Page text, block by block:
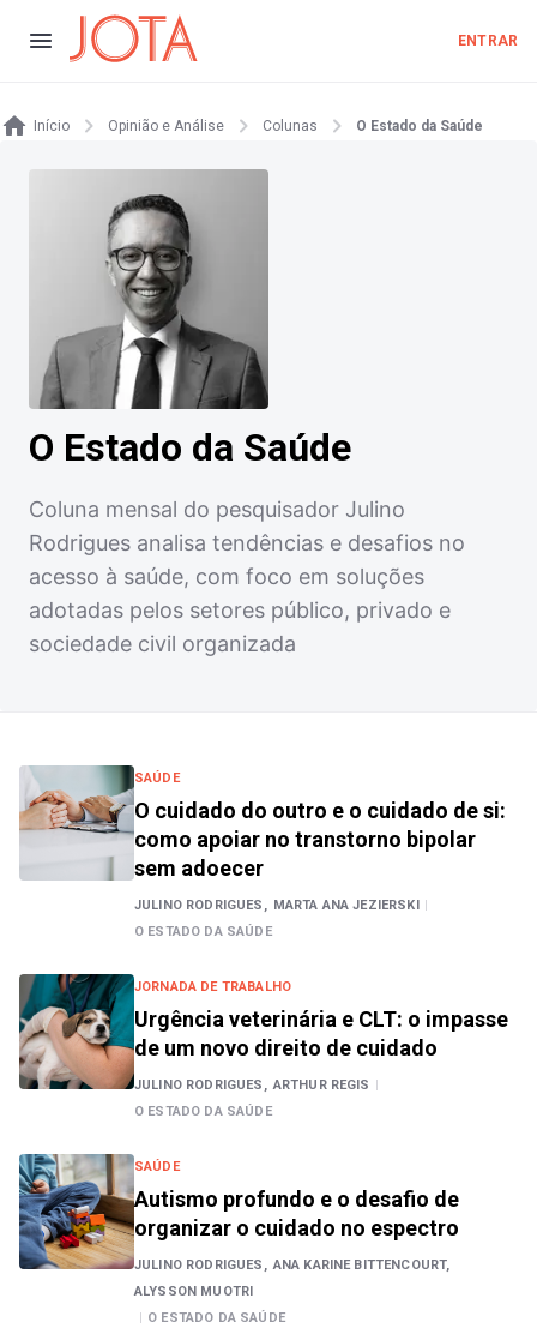
ENTRAR
Início Opinião e Análise Colunas O Estado da Saúde
O Estado da Saúde
Coluna mensal do pesquisador Julino
Rodrigues analisa tendências e desafios no
acesso à saúde, com foco em soluções
adotadas pelos setores público, privado e
sociedade civil organizada
SAÚDE
O cuidado do outro e o cuidado de si:
como apoiar no transtorno bipolar
sem adoecer
JULINO RODRIGUES, MARTA ANA JEZIERSKI |
O ESTADO DA SAÚDE
JORNADA DE TRABALHO
Urgência veterinária e CLT: o impasse
de um novo direito de cuidado
JULINO RODRIGUES, ARTHUR REGIS |
O ESTADO DA SAÚDE
SAÚDE
Autismo profundo e o desafio de
organizar o cuidado no espectro
JULINO RODRIGUES, ANA KARINE BITTENCOURT,
ALYSSON MUOTRI
| O ESTADO DA SAÚDE